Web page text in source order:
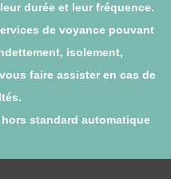
durée et leur fréquence.
de voyance pouvant
isolement,
faire assister en cas de
standard automatique